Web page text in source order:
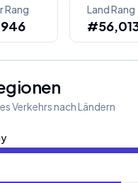
Rang Land Rang
Verkehrs nach Ländern